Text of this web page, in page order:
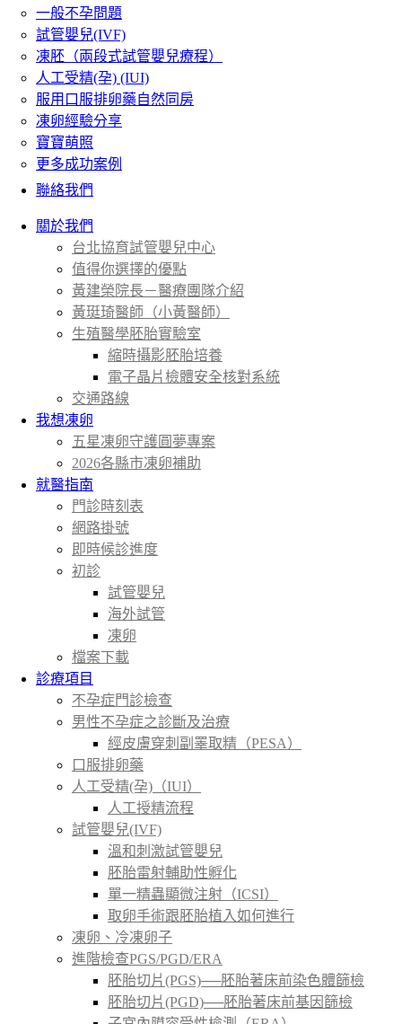
一般不孕問題
試管嬰兒(IVF)
凍胚（兩段式試管嬰兒療程）
人工受精(孕) (IUI)
服用口服排卵藥自然同房
凍卵經驗分享
寶寶萌照
更多成功案例
聯絡我們
關於我們
台北協育試管嬰兒中心
值得你選擇的優點
黃建榮院長－醫療團隊介紹
黃珽琦醫師（小黃醫師）
生殖醫學胚胎實驗室
縮時攝影胚胎培養
電子晶片檢體安全核對系統
交通路線
我想凍卵
五星凍卵守護圓夢專案
2026各縣市凍卵補助
就醫指南
門診時刻表
網路掛號
即時候診進度
初診
試管嬰兒
海外試管
凍卵
檔案下載
診療項目
不孕症門診檢查
男性不孕症之診斷及治療
經皮膚穿刺副睪取精（PESA）
口服排卵藥
人工受精(孕)（IUI）
人工授精流程
試管嬰兒(IVF)
溫和刺激試管嬰兒
胚胎雷射輔助性孵化
單一精蟲顯微注射（ICSI）
取卵手術跟胚胎植入如何進行
凍卵、冷凍卵子
進階檢查PGS/PGD/ERA
胚胎切片(PGS)──胚胎著床前染色體篩檢
胚胎切片(PGD)──胚胎著床前基因篩檢